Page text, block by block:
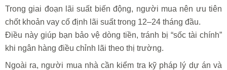
Trong giai đoạn lãi suất biến động, người mua nên ưu tiên
chốt khoản vay cố định lãi suất trong 12–24 tháng đầu.
Điều này giúp bạn bảo vệ dòng tiền, tránh bị “sốc tài chính”
khi ngân hàng điều chỉnh lãi theo thị trường.
Ngoài ra, người mua nhà cần kiểm tra kỹ pháp lý dự án và